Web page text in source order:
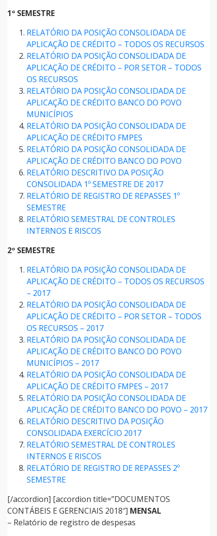
1º SEMESTRE
RELATÓRIO DA POSIÇÃO CONSOLIDADA DE
APLICAÇÃO DE CRÉDITO – TODOS OS RECURSOS
RELATÓRIO DA POSIÇÃO CONSOLIDADA DE
APLICAÇÃO DE CRÉDITO – POR SETOR – TODOS
OS RECURSOS
RELATÓRIO DA POSIÇÃO CONSOLIDADA DE
APLICAÇÃO DE CRÉDITO BANCO DO POVO
MUNICÍPIOS
RELATÓRIO DA POSIÇÃO CONSOLIDADA DE
APLICAÇÃO DE CRÉDITO FMPES
RELATÓRIO DA POSIÇÃO CONSOLIDADA DE
APLICAÇÃO DE CRÉDITO BANCO DO POVO
RELATÓRIO DESCRITIVO DA POSIÇÃO
CONSOLIDADA 1º SEMESTRE DE 2017
RELATÓRIO DE REGISTRO DE REPASSES 1º
SEMESTRE
RELATÓRIO SEMESTRAL DE CONTROLES
INTERNOS E RISCOS
2º SEMESTRE
RELATÓRIO DA POSIÇÃO CONSOLIDADA DE
APLICAÇÃO DE CRÉDITO – TODOS OS RECURSOS
– 2017
RELATÓRIO DA POSIÇÃO CONSOLIDADA DE
APLICAÇÃO DE CRÉDITO – POR SETOR – TODOS
OS RECURSOS – 2017
RELATÓRIO DA POSIÇÃO CONSOLIDADA DE
APLICAÇÃO DE CRÉDITO BANCO DO POVO
MUNICÍPIOS – 2017
RELATÓRIO DA POSIÇÃO CONSOLIDADA DE
APLICAÇÃO DE CRÉDITO FMPES – 2017
RELATÓRIO DA POSIÇÃO CONSOLIDADA DE
APLICAÇÃO DE CRÉDITO BANCO DO POVO – 2017
RELATÓRIO DESCRITIVO DA POSIÇÃO
CONSOLIDADA EXERCÍCIO 2017
RELATÓRIO SEMESTRAL DE CONTROLES
INTERNOS E RISCOS
RELATÓRIO DE REGISTRO DE REPASSES 2º
SEMESTRE
[/accordion] [accordion title=”DOCUMENTOS
CONTÁBEIS E GERENCIAIS 2018″] MENSAL
– Relatório de registro de despesas